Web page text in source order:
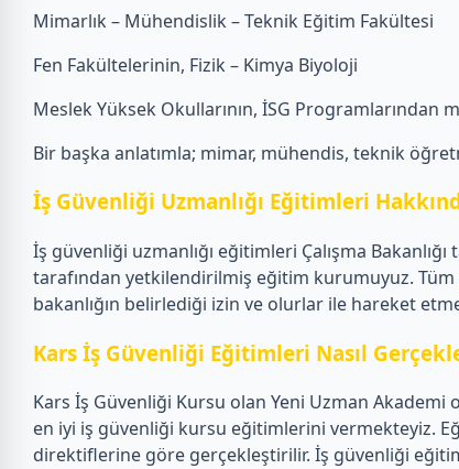
Mimarlık – Mühendislik – Teknik Eğitim Fakültesi
Fen Fakültelerinin, Fizik – Kimya Biyoloji
Meslek Yüksek Okullarının, İSG Programlarından
Bir başka anlatımla; mimar, mühendis, teknik
İş Güvenliği Uzmanlığı Eğitimleri
İş güvenliği uzmanlığı eğitimleri Çalışma
tarafından yetkilendirilmiş eğitim kurumuyuz.
bakanlığın belirlediği izin ve olurlar ile hareket
Kars İş Güvenliği Eğitimleri Nasıl
Kars İş Güvenliği Kursu olan Yeni Uzman Akademi
en iyi iş güvenliği kursu eğitimlerini vermekteyiz.
direktiflerine göre gerçekleştirilir. İş güvenliği